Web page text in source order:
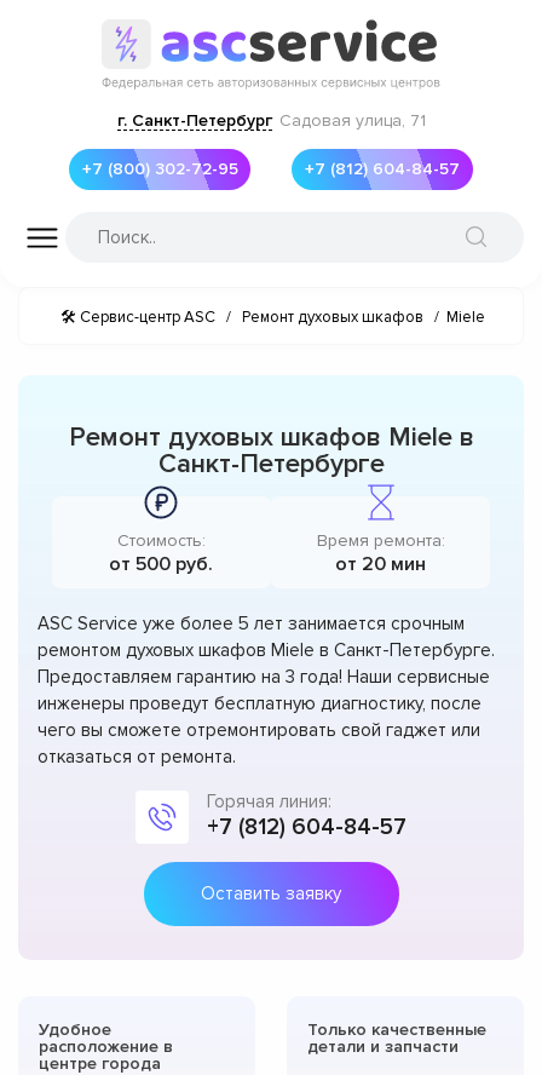
г. Санкт-Петербург Садовая улица, 71
+7 (800) 302-72-95 +7 (812) 604-84-57
🛠 Сервис-центр ASC / Ремонт духовых шкафов / Miele
Ремонт духовых шкафов Miele в
Санкт-Петербурге
Стоимость:
от 500 руб.
Время ремонта:
от 20 мин
ASC Service уже более 5 лет занимается срочным
ремонтом духовых шкафов Miele в Санкт-Петербурге.
Предоставляем гарантию на 3 года! Наши сервисные
инженеры проведут бесплатную диагностику, после
чего вы сможете отремонтировать свой гаджет или
отказаться от ремонта.
Горячая линия:
+7 (812) 604-84-57
Оставить заявку
Удобное
расположение в
центре города
Только качественные
детали и запчасти